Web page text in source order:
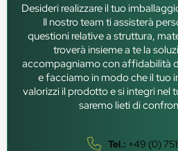
Desideri realizzare il tuo
Il nostro team ti assisterà
questioni relative a struttura,
troverà insieme a te la
accompagniamo con affidabilità
e facciamo in modo che il tuo
valorizzi il prodotto e si integri nel
saremo lieti di
Tel.: +49 (0)